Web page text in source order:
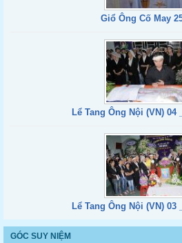
Giổ Ông Cố May
Lể Tang Ông Nội (VN) 04
Lể Tang Ông Nội (VN) 03
GÓC SUY NIỆM